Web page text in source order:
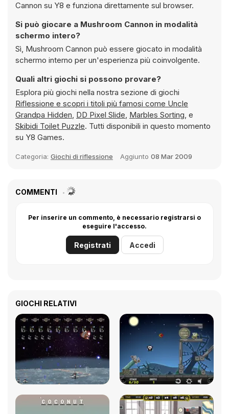
Cannon su Y8 e funziona direttamente sul browser.
Si può giocare a Mushroom Cannon in modalità
schermo intero?
Sì, Mushroom Cannon può essere giocato in modalità
schermo interno per un'esperienza più coinvolgente.
Quali altri giochi si possono provare?
Esplora più giochi nella nostra sezione di giochi
Riflessione e scopri i titoli più famosi come Uncle
Grandpa Hidden, DD Pixel Slide, Marbles Sorting, e
Skibidi Toilet Puzzle. Tutti disponibili in questo momento
su Y8 Games.
Categoria: Giochi di riflessione Aggiunto 08 Mar 2009
COMMENTI
Per inserire un commento, è necessario registrarsi o
eseguire l'accesso.
Registrati Accedi
GIOCHI RELATIVI